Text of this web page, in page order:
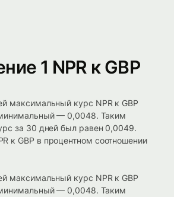
1 NPR к GBP
максимальный курс NPR к GBP
— 0,0048. Таким
за 30 дней был равен 0,0049.
к GBP в процентном соотношении
максимальный курс NPR к GBP
— 0,0048. Таким